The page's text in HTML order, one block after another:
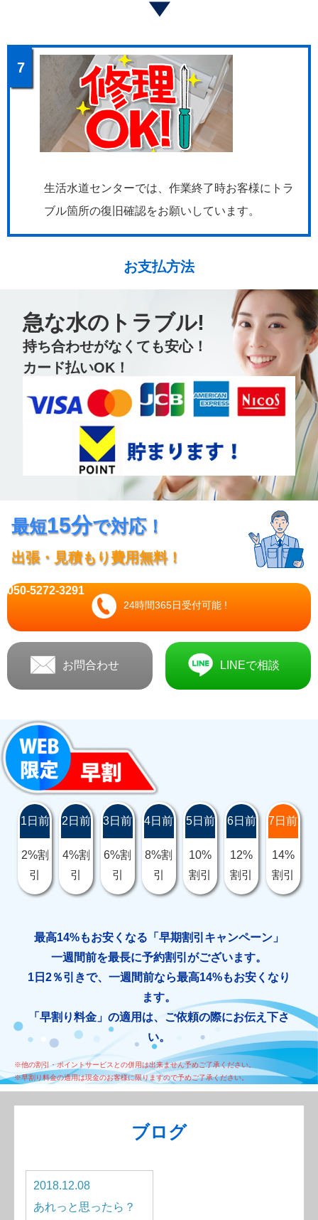
7
生活水道センターでは、作業終了時お客様にトラ
ブル箇所の復旧確認をお願いしています。
お支払方法
急な水のトラブル!
持ち合わせがなくても安心！
カード払いOK！
最短15分で対応！
出張・見積もり費用無料！
24時間365日受付可能 !
050-5272-3291
お問合わせ LINEで相談
1日前
2%割
引
2日前
4%割
引
3日前
6%割
引
4日前
8%割
引
5日前
10%
割引
6日前
12%
割引
7日前
14%
割引
最高14%もお安くなる「早期割引キャンペーン」
一週間前を最長に予約割引がございます。
1日2％引きで、一週間前なら最高14%もお安くなり
ます。
「早割り料金」の適用は、ご依頼の際にお伝え下さ
い。
※他の割引・ポイントサービスとの併用は出来ません予めご了承ください。
※早割り料金の適用は現金のお客様に限りますので予めご了承ください。
ブログ
2018.12.08
あれっと思ったら？